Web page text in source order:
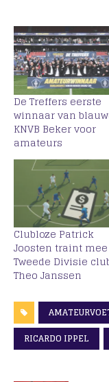
De Treffers eerste
winnaar van
KNVB Beker voor
amateurs
Clubloze Patrick
Joosten traint
Tweede Divisie
Theo Janssen
RICARDO IPPEL